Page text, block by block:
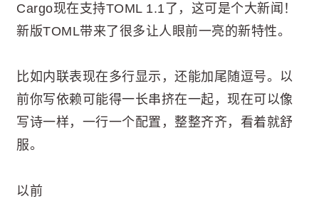
Cargo现在支持TOML 1.1了，这可是个大新闻！
新版TOML带来了很多让人眼前一亮的新特性。
比如内联表现在多行显示，还能加尾随逗号。以
前你写依赖可能得一长串挤在一起，现在可以像
写诗一样，一行一个配置，整整齐齐，看着就舒
服。
以前